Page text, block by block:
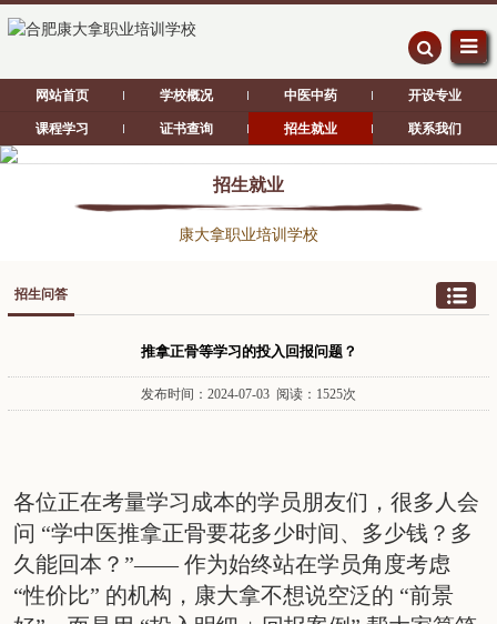
网站首页 学校概况 中医中药 开设专业
课程学习 证书查询 招生就业 联系我们
招生就业
康大拿职业培训学校
招生问答
推拿正骨等学习的投入回报问题？
发布时间：2024-07-03 阅读：1525次
各位正在考量学习成本的学员朋友们，很多人会
问 “学中医推拿正骨要花多少时间、多少钱？ 多
久能回本？”—— 作为始终站在学员角度考虑
“性价比” 的机构，康大拿不想说空泛的 “前景